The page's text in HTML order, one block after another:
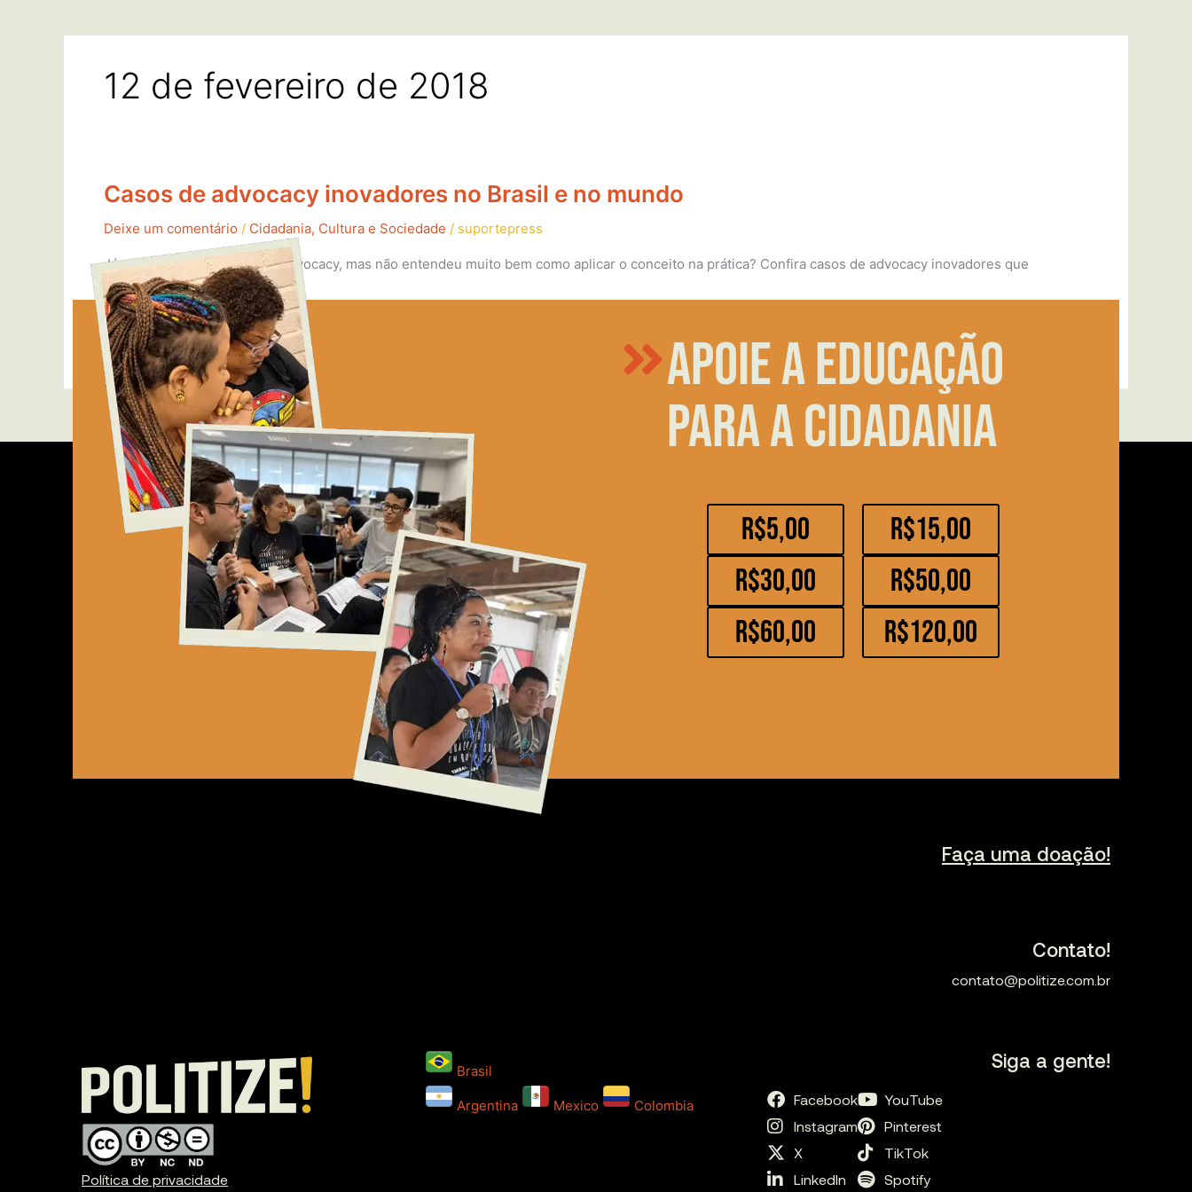
12 de fevereiro de 2018
Casos de advocacy inovadores no Brasil e no mundo
Deixe um comentário / Cidadania, Cultura e Sociedade / suportepress
Já pesquisou sobre o que é advocacy, mas não entendeu muito bem como aplicar o conceito na prática? Confira casos de advocacy inovadores que
impactaram políticas públicas.
Casos
advocacy
inovadores
no
Brasil
e
no
mundo
Read More »
Apoie a educação
para a cidadania
R$5,00
R$30,00
R$60,00
R$15,00
R$50,00
R$120,00
Faça uma doação!
Contato!
contato@politize.com.br
Política de privacidade
Brasil
Argentina Mexico Colombia
Siga a gente!
Facebook
Instagram
X
LinkedIn
YouTube
Pinterest
TikTok
Spotify